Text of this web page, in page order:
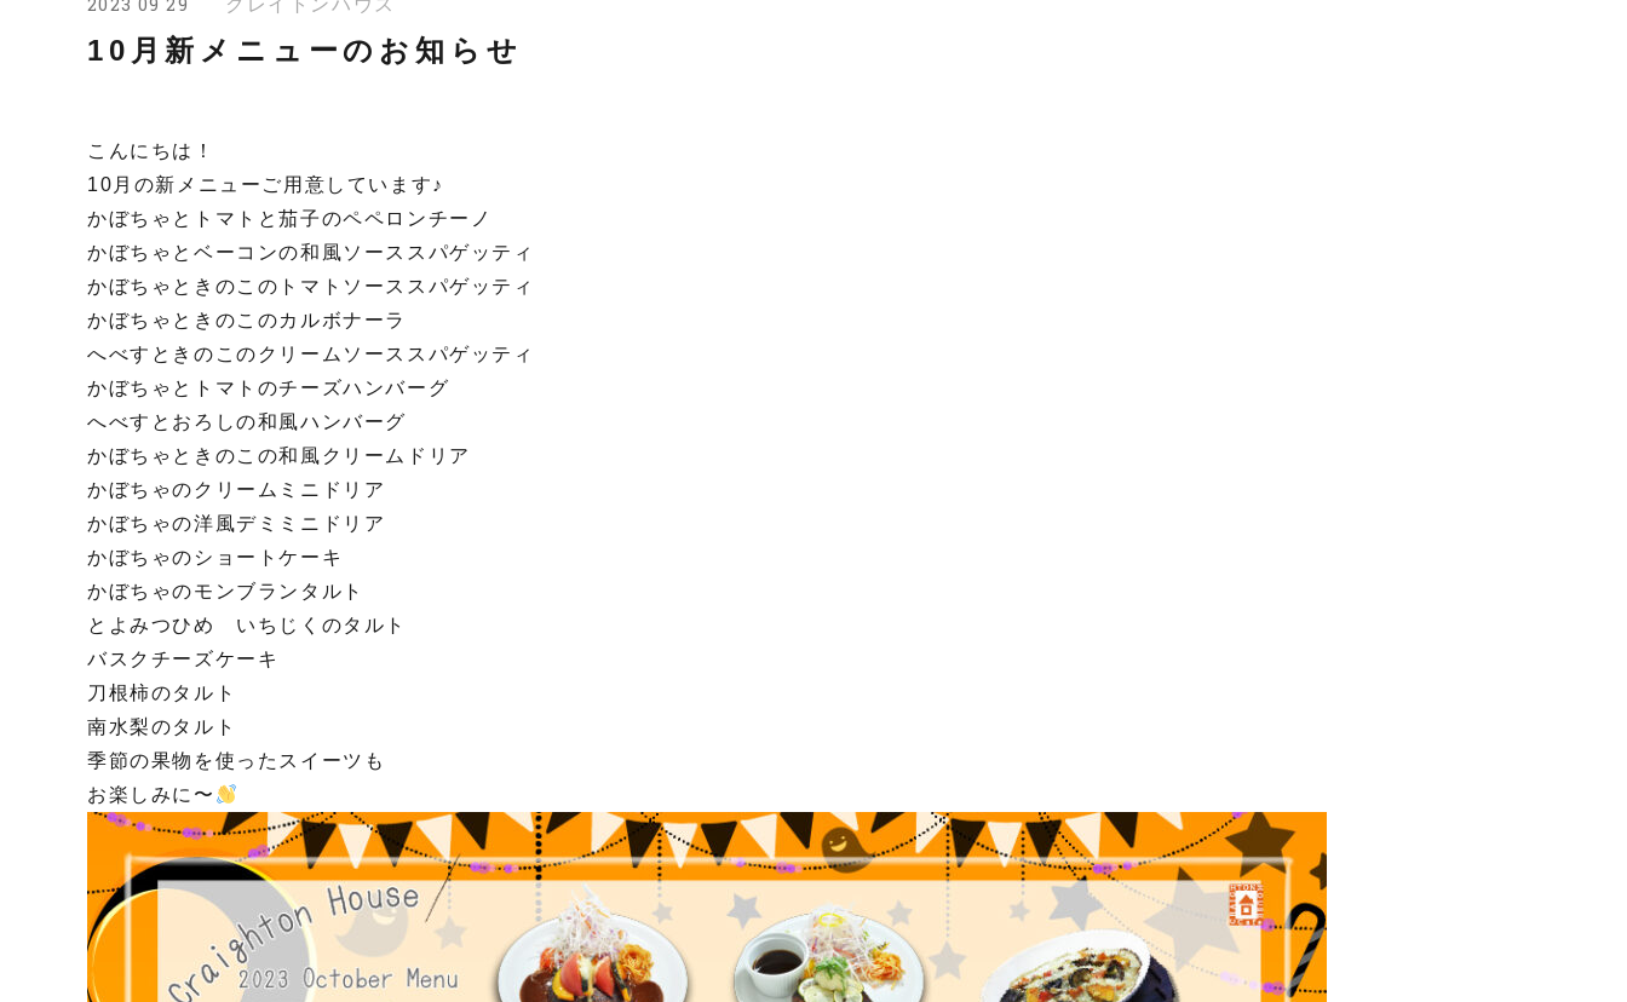
10月新メニューのお知らせ
こんにちは！
10月の新メニューご用意しています♪
かぼちゃとトマトと茄子のペペロンチーノ
かぼちゃとベーコンの和風ソーススパゲッティ
かぼちゃときのこのトマトソーススパゲッティ
かぼちゃときのこのカルボナーラ
へべすときのこのクリームソーススパゲッティ
かぼちゃとトマトのチーズハンバーグ
へべすとおろしの和風ハンバーグ
かぼちゃときのこの和風クリームドリア
かぼちゃのクリームミニドリア
かぼちゃの洋風デミミニドリア
かぼちゃのショートケーキ
かぼちゃのモンブランタルト
とよみつひめ いちじくのタルト
バスクチーズケーキ
刀根柿のタルト
南水梨のタルト
季節の果物を使ったスイーツも
お楽しみに〜